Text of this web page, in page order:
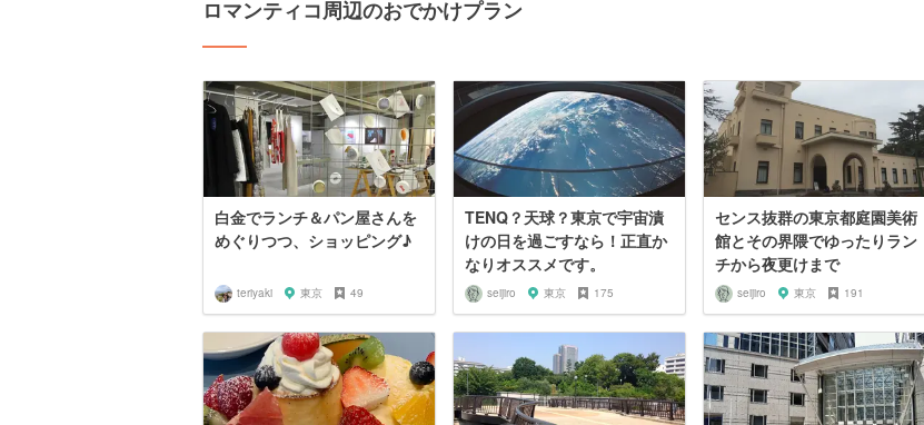
ロマンティコ周辺のおでかけプラン
白金でランチ＆パン屋さんを
めぐりつつ、ショッピング♪
teriyaki 東京 49
TENQ？天球？東京で宇宙漬
けの日を過ごすなら！正直か
なりオススメです。
seijiro 東京 175
センス抜群の東京都庭園美術
館とその界隈でゆったりラン
チから夜更けまで
seijiro 東京 191